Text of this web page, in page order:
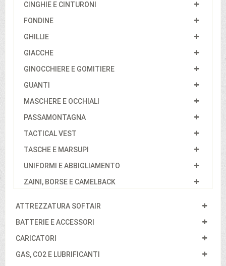
CINGHIE E CINTURONI
FONDINE
GHILLIE
GIACCHE
GINOCCHIERE E GOMITIERE
GUANTI
MASCHERE E OCCHIALI
PASSAMONTAGNA
TACTICAL VEST
TASCHE E MARSUPI
UNIFORMI E ABBIGLIAMENTO
ZAINI, BORSE E CAMELBACK
ATTREZZATURA SOFTAIR
BATTERIE E ACCESSORI
CARICATORI
GAS, CO2 E LUBRIFICANTI